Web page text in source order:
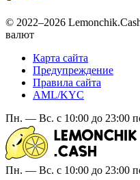
© 2022–2026
валют
Карта сайта
Предупреждение
Правила сайта
AML/KYC
Пн. — Вс. с 10:00 до 23:00
Пн. — Вс. с 10:00 до 23:00